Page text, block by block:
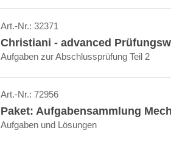
Art.-Nr.: 32371
Christiani - advanced
Aufgaben zur Abschlussprüfung Teil 2
Art.-Nr.: 72956
Paket: Aufgabensammlung
Aufgaben und Lösungen